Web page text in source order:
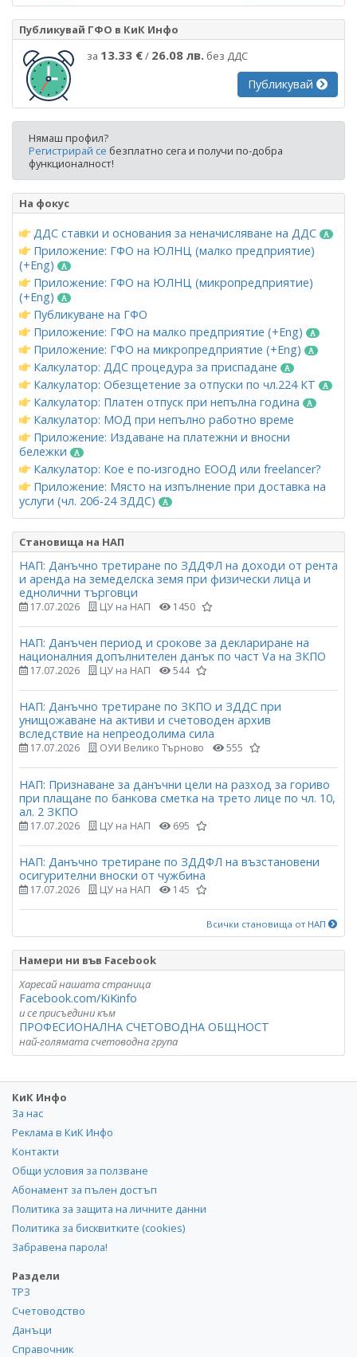
Публикувай ГФО в КиК Инфо
за 13.33 €/ 26.08 лв. без ДДС
Публикувай
Нямаш профил?
Регистрирай се безплатно сега и получи по-добра
функционалност!
На фокус
ДДС ставки и основания за неначисляване на ДДС
Приложение: ГФО на ЮЛНЦ (малко предприятие)
(+Eng)
Приложение: ГФО на ЮЛНЦ (микропредприятие)
(+Eng)
Публикуване на ГФО
Приложение: ГФО на малко предприятие (+Eng)
Приложение: ГФО на микропредприятие (+Eng)
Калкулатор: ДДС процедура за приспадане
Калкулатор: Обезщетение за отпуски по чл.224 КТ
Калкулатор: Платен отпуск при непълна година
Калкулатор: МОД при непълно работно време
Приложение: Издаване на платежни и вносни
бележки
Калкулатор: Кое е по-изгодно ЕООД или freelancer?
Приложение: Място на изпълнение при доставка на
услуги (чл. 20б-24 ЗДДС)
Становища на НАП
НАП: Данъчно третиране по ЗДДФЛ на доходи от рента
и аренда на земеделска земя при физически лица и
еднолични търговци
17.07.2026 ЦУ на НАП 1450
НАП: Данъчен период и срокове за деклариране на
националния допълнителен данък по част Vа на ЗКПО
17.07.2026 ЦУ на НАП 544
НАП: Данъчно третиране по ЗКПО и ЗДДС при
унищожаване на активи и счетоводен архив
вследствие на непреодолима сила
17.07.2026 ОУИ Велико Търново 555
НАП: Признаване за данъчни цели на разход за гориво
при плащане по банкова сметка на трето лице по чл. 10,
ал. 2 ЗКПО
17.07.2026 ЦУ на НАП 695
НАП: Данъчно третиране по ЗДДФЛ на възстановени
осигурителни вноски от чужбина
17.07.2026 ЦУ на НАП 145
Всички становища от НАП
Намери ни във Facebook
Харесай нашата страница
Facebook.com/KiKinfo
и се присъедини към
ПРОФЕСИОНАЛНА СЧЕТОВОДНА ОБЩНОСТ
най-голямата счетоводна група
КиК Инфо
За нас
Реклама в КиК Инфо
Контакти
Общи условия за ползване
Абонамент за пълен достъп
Политика за защита на личните данни
Политика за бисквитките (cookies)
Забравена парола!
Раздели
ТРЗ
Счетоводство
Данъци
Справочник